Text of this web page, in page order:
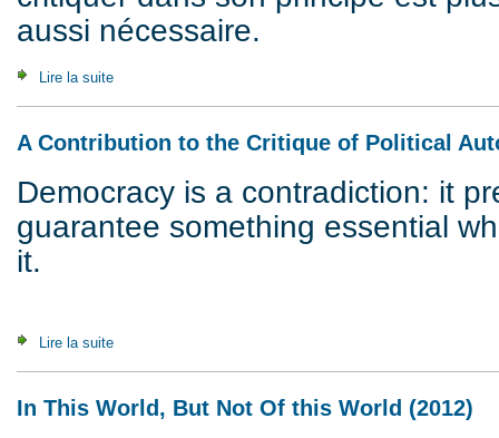
aussi nécessaire.
Lire la suite
A Contribution to the Critique of Political
Democracy is a contradiction: it
guarantee something essential
it.
Lire la suite
In This World, But Not Of this World (2012)